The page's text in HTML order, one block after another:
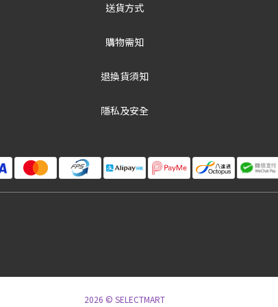
送貨方式
購物需知
退換貨須知
隱私及安全
2026 © SELECTMART